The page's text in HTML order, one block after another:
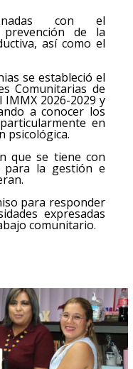
con el
prevención de la
así como el
se estableció el
Comunitarias de
2026-2029 y
a conocer los
en
psicológica.
que se tiene con
para la gestión e
para responder
expresadas
comunitario.